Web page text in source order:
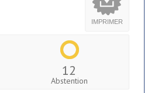
IMPRIMER
12
Abstention